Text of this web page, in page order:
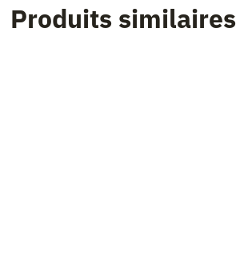
Produits similaires